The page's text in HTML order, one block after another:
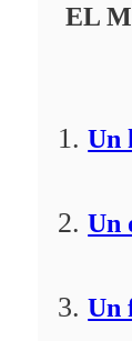
EL
Un
Un
Un